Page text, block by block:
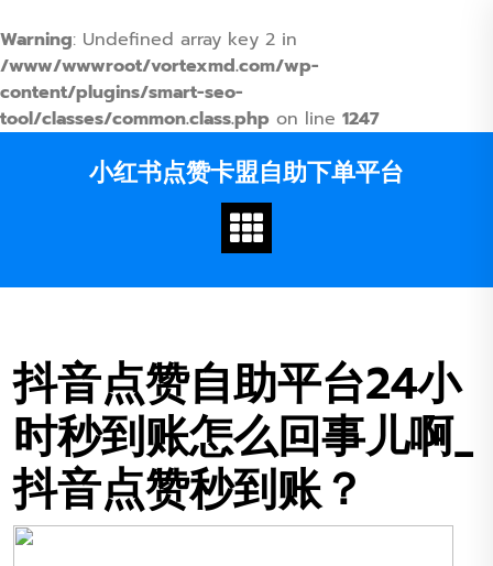
Warning: Undefined array key 2 in
/www/wwwroot/vortexmd.com/wp-
content/plugins/smart-seo-
tool/classes/common.class.php on line 1247
小红书点赞卡盟自助下单平台
抖音点赞自助平台24小
时秒到账怎么回事儿啊_
抖音点赞秒到账？